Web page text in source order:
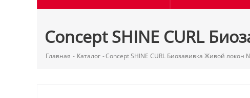
Concept SHINE CURL
Главная - Каталог -Concept SHINE CURL Биозавивка Живой